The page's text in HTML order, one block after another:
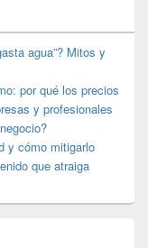
agua”? Mitos y
por qué los precios
y profesionales
y cómo mitigarlo
que atraiga